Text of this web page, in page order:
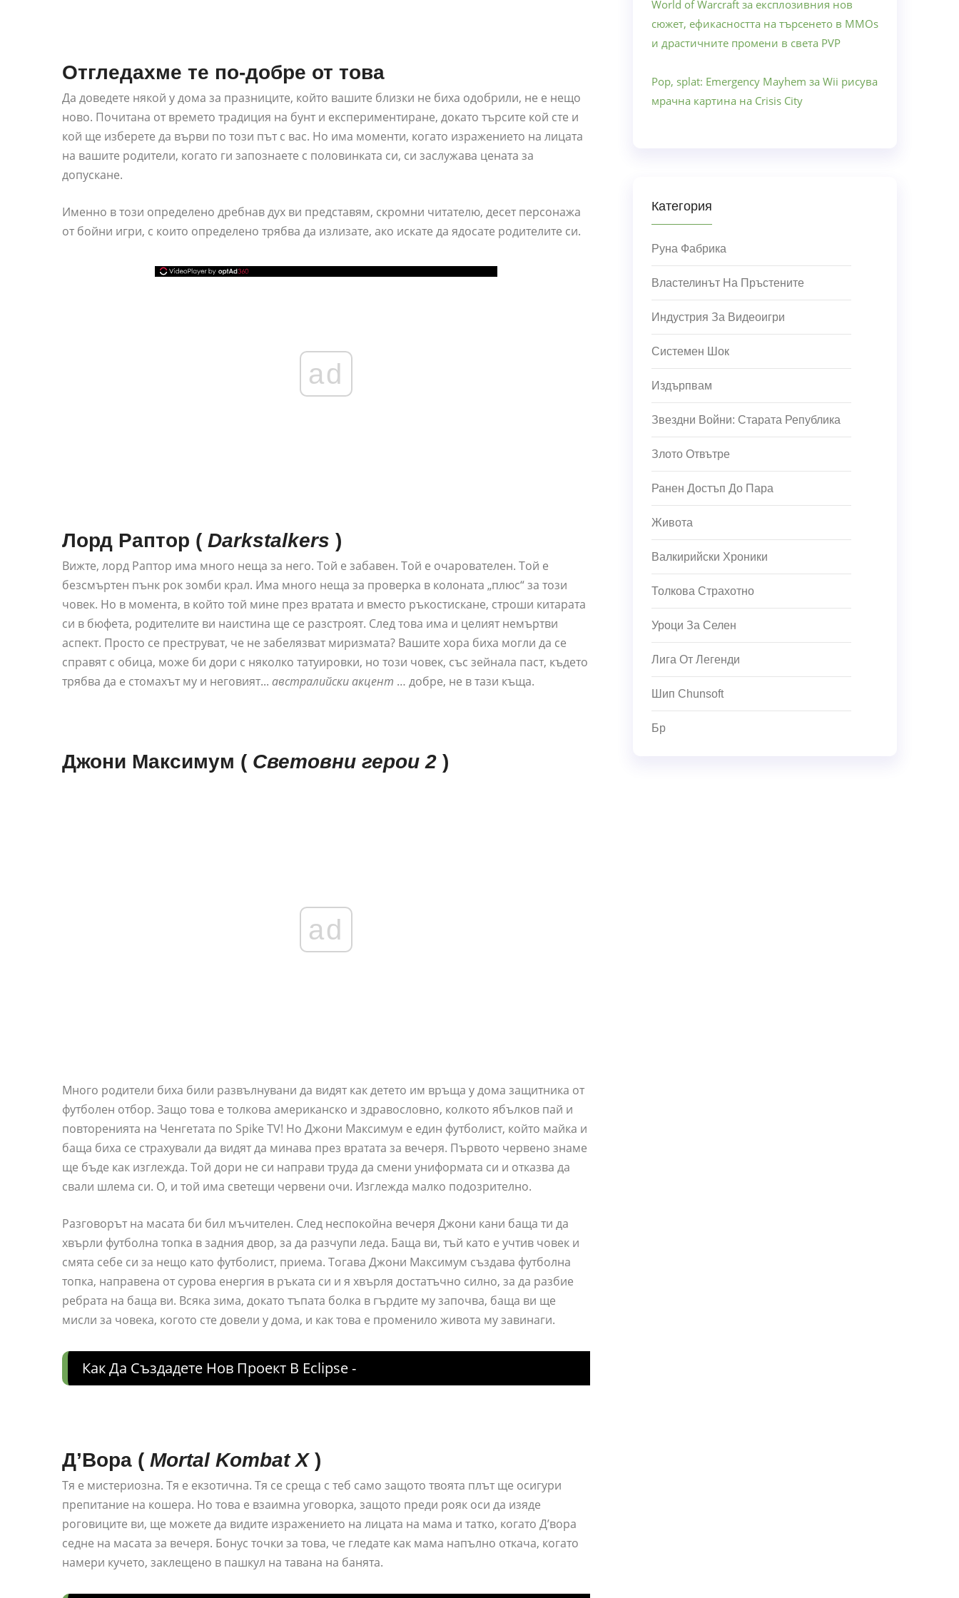
Отгледахме те по-добре от това
Да доведете някой у дома за празниците, който вашите близки не биха одобрили, не е нещо
ново. Почитана от времето традиция на бунт и експериментиране, докато търсите кой сте и
кой ще изберете да върви по този път с вас. Но има моменти, когато изражението на лицата
на вашите родители, когато ги запознаете с половинката си, си заслужава цената за
допускане.
Именно в този определено дребнав дух ви представям, скромни читателю, десет персонажа
от бойни игри, с които определено трябва да излизате, ако искате да ядосате родителите си.
ad
Лорд Раптор ( Darkstalkers )
Вижте, лорд Раптор има много неща за него. Той е забавен. Той е очарователен. Той е
безсмъртен пънк рок зомби крал. Има много неща за проверка в колоната „плюс“ за този
човек. Но в момента, в който той мине през вратата и вместо ръкостискане, строши китарата
си в бюфета, родителите ви наистина ще се разстроят. След това има и целият немъртви
аспект. Просто се преструват, че не забелязват миризмата? Вашите хора биха могли да се
справят с обица, може би дори с няколко татуировки, но този човек, със зейнала паст, където
трябва да е стомахът му и неговият... австралийски акцент … добре, не в тази къща.
Джони Максимум ( Световни герои 2 )
ad
Много родители биха били развълнувани да видят как детето им връща у дома защитника от
футболен отбор. Защо това е толкова американско и здравословно, колкото ябълков пай и
повторенията на Ченгетата по Spike TV! Но Джони Максимум е един футболист, който майка и
баща биха се страхували да видят да минава през вратата за вечеря. Първото червено знаме
ще бъде как изглежда. Той дори не си направи труда да смени униформата си и отказва да
свали шлема си. О, и той има светещи червени очи. Изглежда малко подозрително.
Разговорът на масата би бил мъчителен. След неспокойна вечеря Джони кани баща ти да
хвърли футболна топка в задния двор, за да разчупи леда. Баща ви, тъй като е учтив човек и
смята себе си за нещо като футболист, приема. Тогава Джони Максимум създава футболна
топка, направена от сурова енергия в ръката си и я хвърля достатъчно силно, за да разбие
ребрата на баща ви. Всяка зима, докато тъпата болка в гърдите му започва, баща ви ще
мисли за човека, когото сте довели у дома, и как това е променило живота му завинаги.
Как Да Създадете Нов Проект В Eclipse -
Д’Вора ( Mortal Kombat X)
Тя е мистериозна. Тя е екзотична. Тя се среща с теб само защото твоята плът ще осигури
препитание на кошера. Но това е взаимна уговорка, защото преди рояк оси да изяде
роговиците ви, ще можете да видите изражението на лицата на мама и татко, когато Д’вора
седне на масата за вечеря. Бонус точки за това, че гледате как мама напълно откача, когато
намери кучето, заклещено в пашкул на тавана на банята.
World of Warcraft за експлозивния нов
сюжет, ефикасността на търсенето в MMOs
и драстичните промени в света PVP
Pop, splat: Emergency Mayhem за Wii рисува
мрачна картина на Crisis City
Категория
Руна Фабрика
Властелинът На Пръстените
Индустрия За Видеоигри
Системен Шок
Издърпвам
Звездни Войни: Старата Република
Злото Отвътре
Ранен Достъп До Пара
Живота
Валкирийски Хроники
Толкова Страхотно
Уроци За Селен
Лига От Легенди
Шип Chunsoft
Бр